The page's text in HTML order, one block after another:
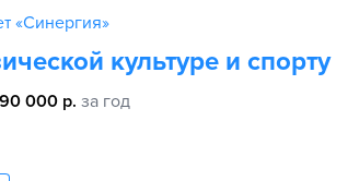
«Синергия»
культуре и спорту
000 р. за год